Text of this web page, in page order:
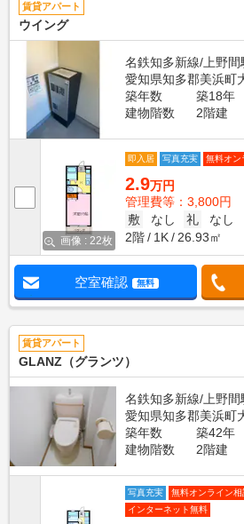
賃貸アパート
ウイング
名鉄知多新線/上野
愛知県知多郡美浜町
築年数
築18年
建物階数
2階建
画像 : 22枚
即入居 写真充実 無料オン
2.9万円
管理費等：3,800円
敷
なし 礼
なし
2階
1K 26.93㎡
空室確認 無料
賃貸アパート
GLANZ（グランツ）
名鉄知多新線/上野
愛知県知多郡美浜町
築年数
築42年
建物階数
2階建
写真充実
無料オンライン相
インターネット無料